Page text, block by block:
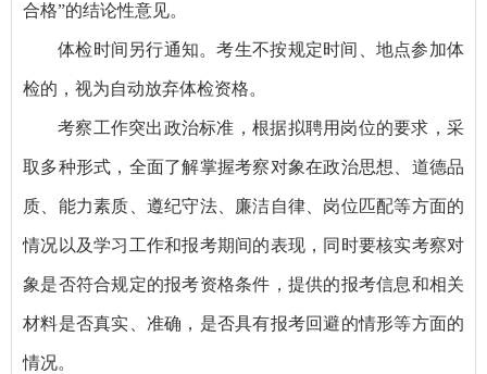
合格”的结论性意见。
体检时间另行通知。考生不按规定时间、地点参加体
检的，视为自动放弃体检资格。
考察工作突出政治标准，根据拟聘用岗位的要求，采
取多种形式，全面了解掌握考察对象在政治思想、道德品
质、能力素质、遵纪守法、廉洁自律、岗位匹配等方面的
情况以及学习工作和报考期间的表现，同时要核实考察对
象是否符合规定的报考资格条件，提供的报考信息和相关
材料是否真实、准确，是否具有报考回避的情形等方面的
情况。